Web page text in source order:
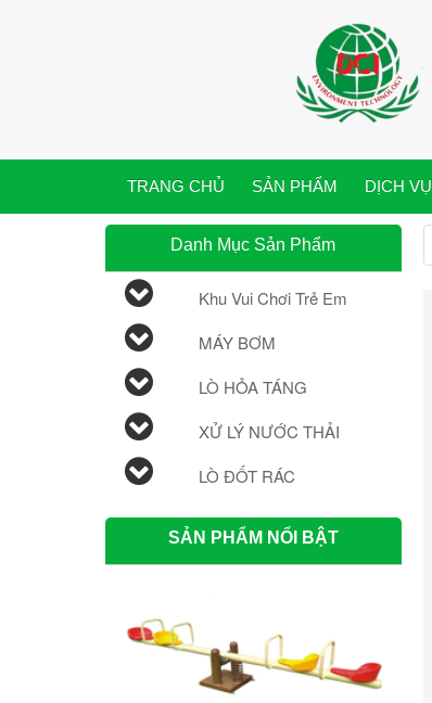
TRANG CHỦ SẢN PHẨM DỊCH VỤ
Danh Mục Sản Phẩm
Khu Vui Chơi Trẻ Em
MÁY BƠM
LÒ HỎA TÁNG
XỬ LÝ NƯỚC THẢI
LÒ ĐỐT RÁC
SẢN PHẨM NỔI BẬT